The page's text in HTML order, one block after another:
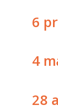
6
4
28